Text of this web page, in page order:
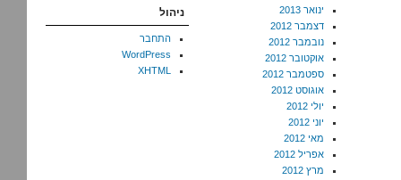
ינואר 2013
דצמבר 2012
נובמבר 2012
אוקטובר 2012
ספטמבר 2012
אוגוסט 2012
יולי 2012
יוני 2012
מאי 2012
אפריל 2012
מרץ 2012
ניהול
התחבר
WordPress
XHTML